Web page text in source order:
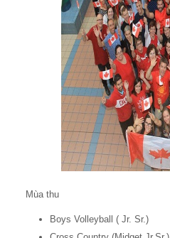
Mùa thu
Boys Volleyball ( Jr. Sr.)